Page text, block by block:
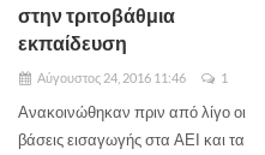
στην τριτοβάθμια
εκπαίδευση
Αύγουστος 24, 2016 11:46 1
Ανακοινώθηκαν πριν από λίγο οι
βάσεις εισαγωγής στα ΑΕΙ και τα